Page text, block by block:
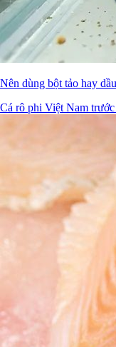
Nên dùng bột tảo hay
Cá rô phi Việt Nam